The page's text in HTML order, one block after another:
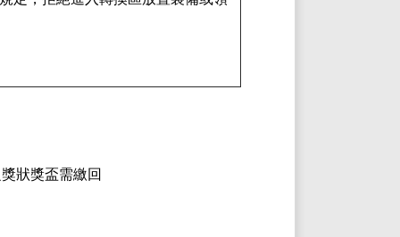
狀獎盃需繳回